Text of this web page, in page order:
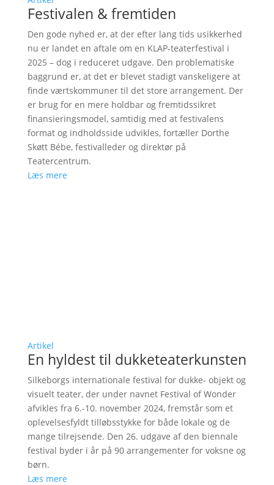
Festivalen & fremtiden
Den gode nyhed er, at der efter lang tids usikkerhed
nu er landet en aftale om en KLAP-teaterfestival i
2025 – dog i reduceret udgave. Den problematiske
baggrund er, at det er blevet stadigt vanskeligere at
finde værtskommuner til det store arrangement. Der
er brug for en mere holdbar og fremtidssikret
finansieringsmodel, samtidig med at festivalens
format og indholdsside udvikles, fortæller Dorthe
Skøtt Bébe, festivalleder og direktør på
Teatercentrum.
Læs mere
Artikel
En hyldest til dukketeaterkunsten
Silkeborgs internationale festival for dukke- objekt og
visuelt teater, der under navnet Festival of Wonder
afvikles fra 6.-10. november 2024, fremstår som et
oplevelsesfyldt tilløbsstykke for både lokale og de
mange tilrejsende. Den 26. udgave af den biennale
festival byder i år på 90 arrangementer for voksne og
børn.
Læs mere